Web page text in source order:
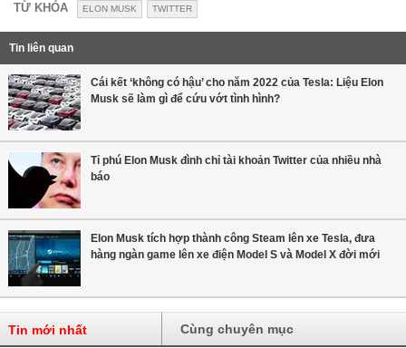
TỪ KHÓA ELON MUSK TWITTER
Tin liên quan
Cái kết ‘không có hậu’ cho năm 2022 của Tesla: Liệu Elon
Musk sẽ làm gì để cứu vớt tình hình?
Tỉ phú Elon Musk đình chỉ tài khoản Twitter của nhiều nhà
báo
Elon Musk tích hợp thành công Steam lên xe Tesla, đưa
hàng ngàn game lên xe điện Model S và Model X đời mới
Tin mới nhất Cùng chuyên mục